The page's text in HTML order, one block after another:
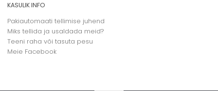
KASULIK INFO
Pakiautomaati tellimise juhend
Miks tellida ja usaldada meid?
Teeni raha või tasuta pesu
Meie Facebook